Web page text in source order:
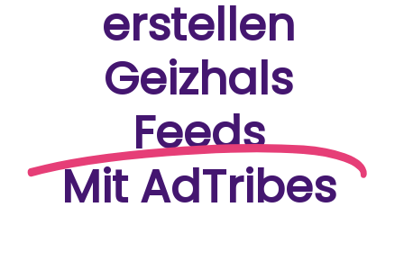
erstellen
Geizhals
Feeds
Mit AdTribes